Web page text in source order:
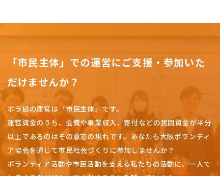
「市民主体」での運営にご支援・参加いた
だけませんか？
ボラ協の運営は「市民主体」です。
運営資金のうち、会費や事業収入、寄付などの民間資金が半分
以上であるのはその意志の現れです。 あなたも大阪ボランティ
ア協会を通じて市民社会づくりに参加しませんか？
ボランティア活動や市民活動を支える私たちの活動に、一人で